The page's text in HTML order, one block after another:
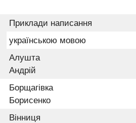
Приклади написання
українською мовою
Алушта
Андрій
Борщагівка
Борисенко
Вінниця